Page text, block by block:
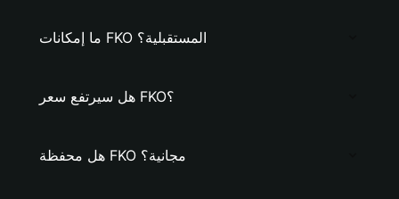
ما إمكانات FKO المستقبلية؟
هل سيرتفع سعر FKO؟
هل محفظة FKO مجانية؟